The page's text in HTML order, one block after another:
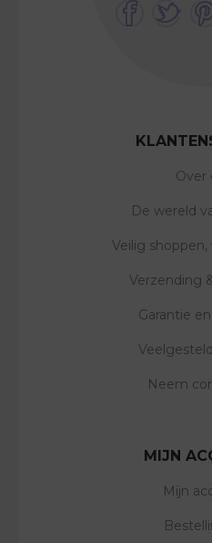
Over
De wereld
Veilig
Verzending
Garantie
Neem
MIJN
Mijn